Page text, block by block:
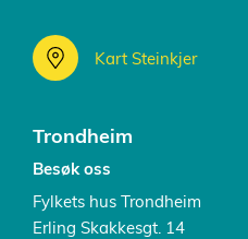
Kart Steinkjer
Trondheim
Besøk oss
Fylkets hus Trondheim
Erling Skakkesgt. 14